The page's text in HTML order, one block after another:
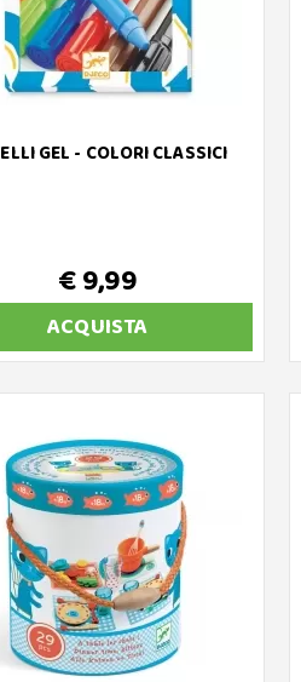
GEL - COLORI CLASSICI
€ 9,99
ACQUISTA